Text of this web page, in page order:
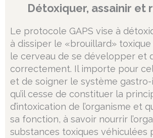
Détoxiquer, assainir et
Le protocole GAPS vise à
à dissiper le «brouillard»
le cerveau de se développer et
correctement. Il importe pour
et de soigner le système
qu’il cesse de constituer la
d’intoxication de l’organisme et
sa fonction, à savoir nourrir
substances toxiques véhiculées